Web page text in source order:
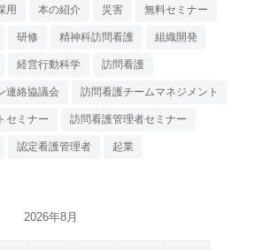
用 本の紹介 災害 無料セミナー
研修 精神科訪問看護 組織開発
経営行動科学 訪問看護
連絡協議会 訪問看護チームマネジメント
セミナー 訪問看護管理者セミナー
認定看護管理者 起業
2026年8月